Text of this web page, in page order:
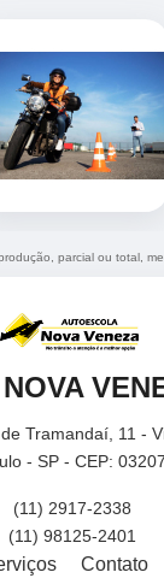
parcial ou total,
Tramandaí, 11 -
- SP - CEP:
(11) 2917-2338
(11) 98125-2401
Contato